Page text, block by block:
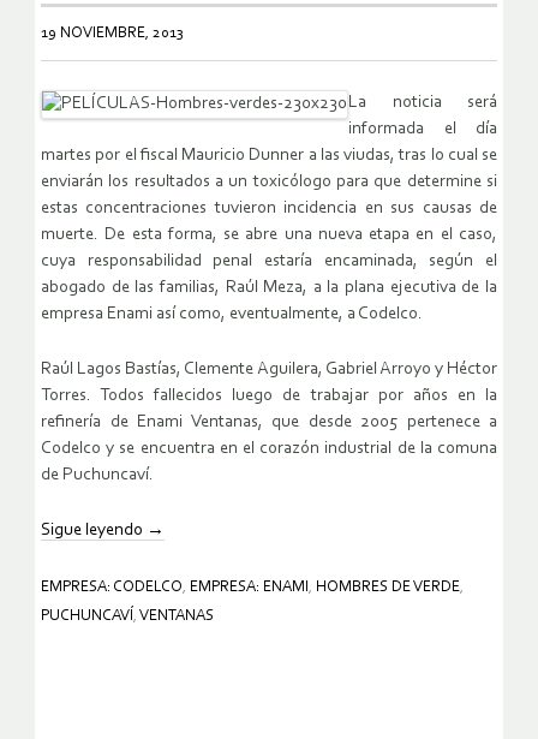
19 NOVIEMBRE, 2013
La noticia será
informada el día
martes por el fiscal Mauricio Dunner a las viudas, tras lo cual se
enviarán los resultados a un toxicólogo para que determine si
estas concentraciones tuvieron incidencia en sus causas de
muerte. De esta forma, se abre una nueva etapa en el caso,
cuya responsabilidad penal estaría encaminada, según el
abogado de las familias, Raúl Meza, a la plana ejecutiva de la
empresa Enami así como, eventualmente, a Codelco.
Raúl Lagos Bastías, Clemente Aguilera, Gabriel Arroyo y Héctor
Torres. Todos fallecidos luego de trabajar por años en la
refinería de Enami Ventanas, que desde 2005 pertenece a
Codelco y se encuentra en el corazón industrial de la comuna
de Puchuncaví.
Sigue leyendo →
EMPRESA: CODELCO, EMPRESA: ENAMI , HOMBRES DE VERDE,
PUCHUNCAVÍ , VENTANAS